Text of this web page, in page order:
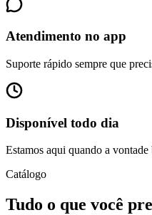
Atendimento no app
Suporte rápido sempre que
Disponível todo dia
Estamos aqui quando a vontade
Catálogo
Tudo o que você